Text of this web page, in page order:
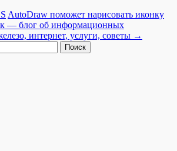
AutoDraw поможет нарисовать иконку
— блог об информационных
интернет, услуги, советы →